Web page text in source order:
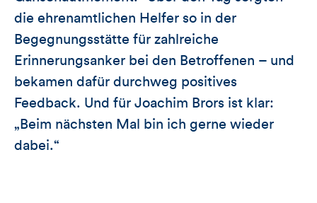
die ehrenamtlichen Helfer so in der
Begegnungsstätte für zahlreiche
Erinnerungsanker bei den Betroffenen – und
bekamen dafür durchweg positives
Feedback. Und für Joachim Brors ist klar:
„Beim nächsten Mal bin ich gerne wieder
dabei.“